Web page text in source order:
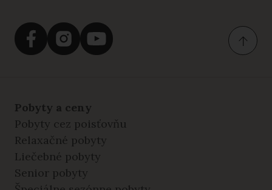
Pobyty a ceny
Pobyty cez poisťovňu
Relaxačné pobyty
Liečebné pobyty
Senior pobyty